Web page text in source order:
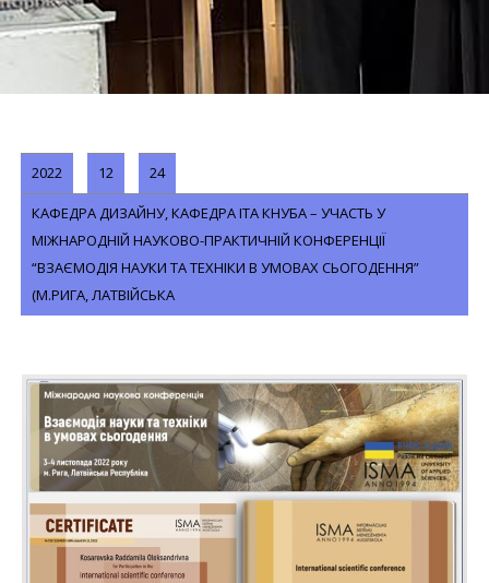
2022 12 24
КАФЕДРА ДИЗАЙНУ, КАФЕДРА ІТА КНУБА – УЧАСТЬ У
МІЖНАРОДНІЙ НАУКОВО-ПРАКТИЧНІЙ КОНФЕРЕНЦІЇ
“ВЗАЄМОДІЯ НАУКИ ТА ТЕХНІКИ В УМОВАХ СЬОГОДЕННЯ”
(М.РИГА, ЛАТВІЙСЬКА